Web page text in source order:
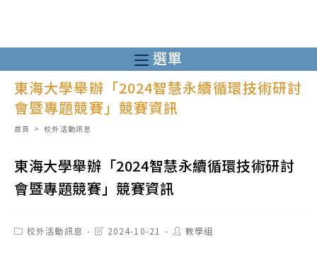
至
主
內
選單
東海大學舉辦「2024智慧永續循環技術研討
會暨專題競賽」競賽資訊
首頁 > 校外活動訊息
東海大學舉辦「2024智慧永續循環技術研討
會暨專題競賽」競賽資訊
Post校外活動訊息
Post2024-10-21
Post教學組